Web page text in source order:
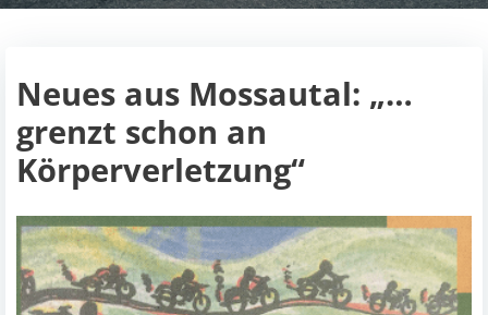
Neues aus Mossautal: „…
grenzt schon an
Körperverletzung“